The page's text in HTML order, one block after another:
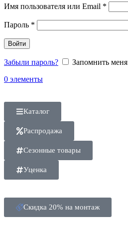
Имя пользователя или Email *
Пароль *
Войти
Забыли пароль?
Запомнить меня
0 элементы
Каталог
Распродажа
Сезонные товары
Уценка
Скидка 20% на монтаж